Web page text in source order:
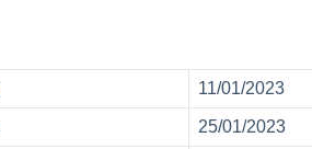
11/01/2023
25/01/2023